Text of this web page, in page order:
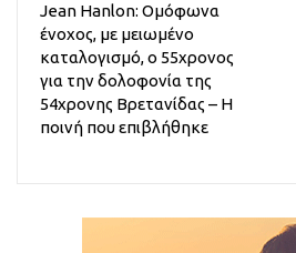
Jean Hanlon: Ομόφωνα
ένοχος, με μειωμένο
καταλογισμό, ο 55χρονος
για την δολοφονία της
54χρονης Βρετανίδας – Η
ποινή που επιβλήθηκε